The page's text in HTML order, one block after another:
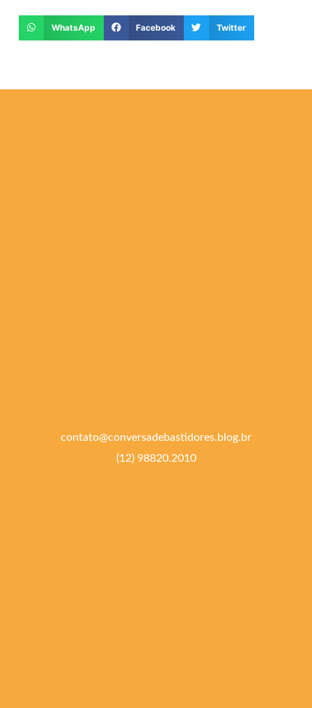
WhatsApp Facebook Twitter
contato@conversadebastidores.blog.br
(12) 98820.2010